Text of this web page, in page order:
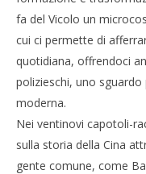
fa del Vicolo un
cui ci permette di
quotidiana, offrendoci
polizieschi, uno
moderna.
Nei ventinovi capotoli-
sulla storia della Cina
gente comune, come